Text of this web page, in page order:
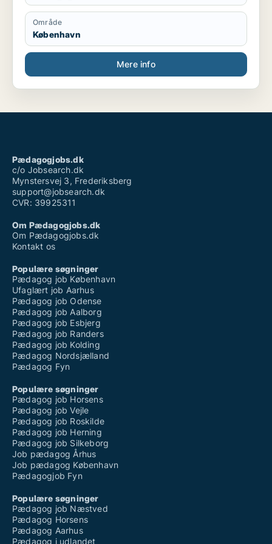
Område
København
Mere info
Pædagogjobs.dk
c/o Jobsearch.dk
Mynstersvej 3, Frederiksberg
support@jobsearch.dk
CVR: 39925311
Om Pædagogjobs.dk
Om Pædagogjobs.dk
Kontakt os
Populære søgninger
Pædagog job København
Ufaglært job Aarhus
Pædagog job Odense
Pædagog job Aalborg
Pædagog job Esbjerg
Pædagog job Randers
Pædagog job Kolding
Pædagog Nordsjælland
Pædagog Fyn
Populære søgninger
Pædagog job Horsens
Pædagog job Vejle
Pædagog job Roskilde
Pædagog job Herning
Pædagog job Silkeborg
Job pædagog Århus
Job pædagog København
Pædagogjob Fyn
Populære søgninger
Pædagog job Næstved
Pædagog Horsens
Pædagog Aarhus
Pædagog i udlandet